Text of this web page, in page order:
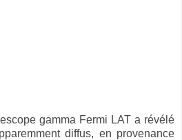
gamma Fermi LAT a révélé
diffus, en provenance